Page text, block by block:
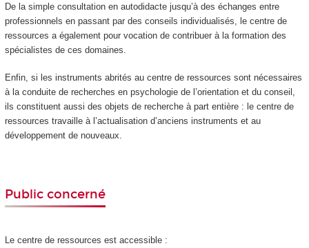
De la simple consultation en autodidacte jusqu’à des échanges entre
professionnels en passant par des conseils individualisés, le centre de
ressources a également pour vocation de contribuer à la formation des
spécialistes de ces domaines.
Enfin, si les instruments abrités au centre de ressources sont nécessaires
à la conduite de recherches en psychologie de l’orientation et du conseil,
ils constituent aussi des objets de recherche à part entière : le centre de
ressources travaille à l’actualisation d’anciens instruments et au
développement de nouveaux.
Public concerné
Le centre de ressources est accessible :